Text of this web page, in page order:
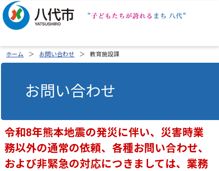
ホーム お問い合わせ 教育施設課
お問い合わせ
令和8年熊本地震の発災に伴い、災害時業
務以外の通常の依頼、各種お問い合わせ、
および非緊急の対応につきましては、業務